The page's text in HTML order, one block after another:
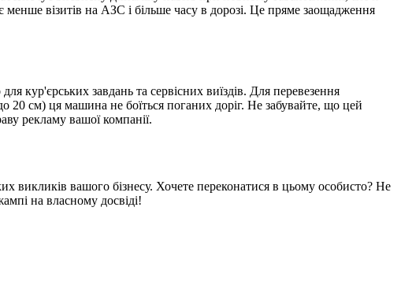
візитів на АЗС і більше часу в дорозі. Це пряме заощадження
кур'єрських завдань та сервісних виїздів. Для перевезення
20 см) ця машина не боїться поганих доріг. Не забувайте, що цей
рекламу вашої компанії.
викликів вашого бізнесу. Хочете переконатися в цьому особисто? Не
на власному досвіді!